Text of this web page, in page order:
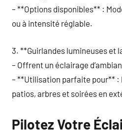
– **Options disponibles** :
ou à intensité réglable.
3. **Guirlandes lumineuses et
– Offrent un éclairage
– **Utilisation parfaite pour** :
patios, arbres et soirées en
Pilotez Votre